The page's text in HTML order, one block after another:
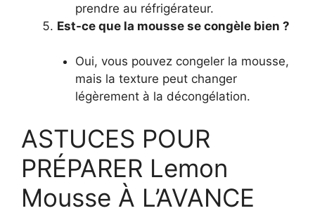
prendre au réfrigérateur.
Est-ce que la mousse se congèle bien ?
Oui, vous pouvez congeler la mousse,
mais la texture peut changer
légèrement à la décongélation.
ASTUCES POUR
PRÉPARER Lemon
Mousse À L’AVANCE